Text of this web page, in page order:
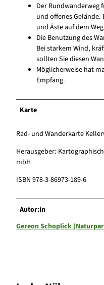
Der Rundwanderweg
und offenes
und Äste auf dem
Die Benutzung des
Bei starkem Wind,
sollten Sie diesen
Möglicherweise hat
Empfang.
Karte
Rad- und Wanderkarte
Herausgeber:
mbH
ISBN 978-3-86973-189-6
Autor:in
Gereon Schoplick